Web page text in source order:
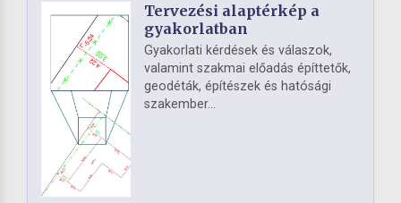
Tervezési alaptérkép a
gyakorlatban
Gyakorlati kérdések és válaszok,
valamint szakmai előadás építtetők,
geodéták, építészek és hatósági
szakember...